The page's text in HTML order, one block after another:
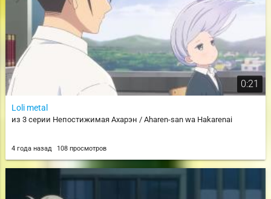
0:21
Loli metal
из 3 серии Непостижимая Ахарэн / Aharen-san wa Hakarenai
4 года назад 108 просмотров